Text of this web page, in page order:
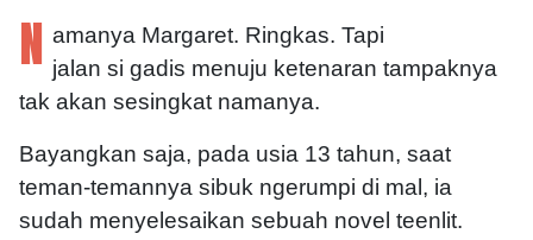
N amanya Margaret. Ringkas. Tapi
jalan si gadis menuju ketenaran tampaknya
tak akan sesingkat namanya.
Bayangkan saja, pada usia 13 tahun, saat
teman-temannya sibuk ngerumpi di mal, ia
sudah menyelesaikan sebuah novel teenlit.